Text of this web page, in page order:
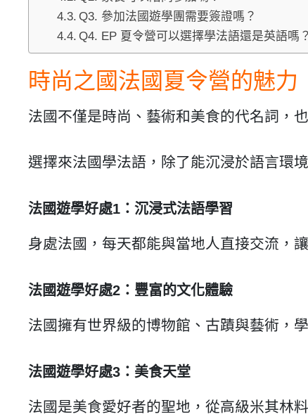
Q3. 參加法國遊學團需要簽證嗎？
Q4. EP 夏令營可以選擇學法語還是英語嗎？
時尚之國法國夏令營的魅力
法國不僅是時尚、藝術和美食的代名詞，
選擇來法國學法語，除了能沉浸於語言環
法國遊學好處1：沉浸式法語學習
身處法國，每天都能與當地人直接交流，
法國遊學好處2：豐富的文化體驗
法國擁有世界級的博物館、古蹟與藝術，
法國遊學好處3：美食天堂
法國是美食愛好者的聖地，從高級米其林